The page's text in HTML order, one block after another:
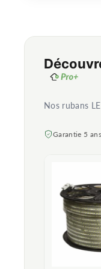
Nos rubans
Garantie 5 ans